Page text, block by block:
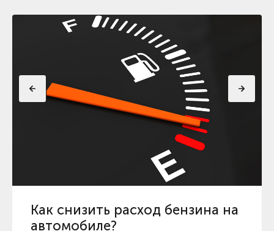
Как снизить расход бензина на
автомобиле?